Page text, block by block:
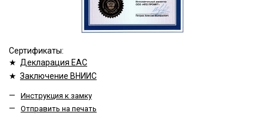
Сертификаты:
★ Декларация ЕАС
★ Заключение ВНИИС
— Инструкция к замку
— Отправить на печать